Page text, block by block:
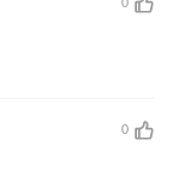
0
0